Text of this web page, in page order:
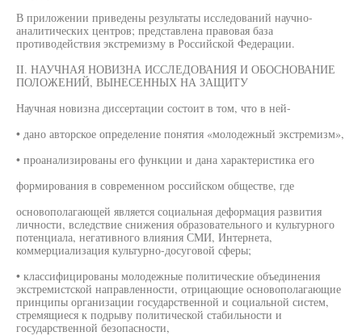
В приложении приведены результаты исследований научно-
аналитических центров; представлена правовая база
противодействия экстремизму в Российской Федерации.
II. НАУЧНАЯ НОВИЗНА ИССЛЕДОВАНИЯ И ОБОСНОВАНИЕ
ПОЛОЖЕНИЙ, ВЫНЕСЕННЫХ НА ЗАЩИТУ
Научная новизна диссертации состоит в том, что в ней-
• дано авторское определение понятия «молодежный экстремизм»,
• проанализированы его функции и дана характеристика его
формирования в современном российском обществе, где
основополагающей является социальная деформация развития
личности, вследствие снижения образовательного и культурного
потенциала, негативного влияния СМИ, Интернета,
коммерциализация культурно-досуговой сферы;
• классифицированы молодежные политические объединения
экстремистской направленности, отрицающие основополагающие
принципы организации государственной и социальной систем,
стремящиеся к подрыву политической стабильности и
государственной безопасности,